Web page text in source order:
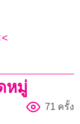
หมู่
71 ครั้ง